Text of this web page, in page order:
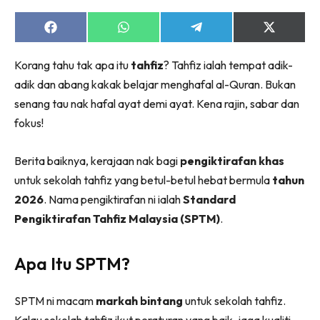
Share
on
Share
on
Share
on
Share
on
(Twitter)
Korang tahu tak apa itu tahfiz? Tahfiz ialah tempat adik-
adik dan abang kakak belajar menghafal al-Quran. Bukan
senang tau nak hafal ayat demi ayat. Kena rajin, sabar dan
fokus!
Berita baiknya, kerajaan nak bagi pengiktirafan khas
untuk sekolah tahfiz yang betul-betul hebat bermula tahun
2026. Nama pengiktirafan ni ialahStandard
Pengiktirafan Tahfiz Malaysia (SPTM).
Apa Itu SPTM?
SPTM ni macam markah bintang untuk sekolah tahfiz.